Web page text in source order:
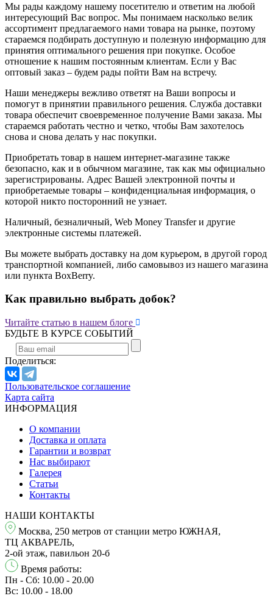
Мы рады каждому нашему посетителю и ответим на любой
интересующий Вас вопрос. Мы понимаем насколько велик
ассортимент предлагаемого нами товара на рынке, поэтому
стараемся подбирать доступную и полезную информацию для
принятия оптимального решения при покупке. Особое
отношение к нашим постоянным клиентам. Если у Вас
оптовый заказ – будем рады пойти Вам на встречу.
Наши менеджеры вежливо ответят на Ваши вопросы и
помогут в принятии правильного решения. Служба доставки
товара обеспечит своевременное получение Вами заказа. Мы
стараемся работать честно и четко, чтобы Вам захотелось
снова и снова делать у нас покупки.
Приобретать товар в нашем интернет-магазине также
безопасно, как и в обычном магазине, так как мы официально
зарегистрированы. Адрес Вашей электронной почты и
приобретаемые товары – конфиденциальная информация, о
которой никто посторонний не узнает.
Наличный, безналичный, Web Money Transfer и другие
электронные системы платежей.
Вы можете выбрать доставку на дом курьером, в другой город
транспортной компанией, либо самовывоз из нашего магазина
или пункта BoxBerry.
Как правильно выбрать добок?
Читайте статью в нашем блоге 
БУДЬТЕ В КУРСЕ СОБЫТИЙ
Поделиться:
Пользовательское соглашение
Карта сайта
ИНФОРМАЦИЯ
О компании
Доставка и оплата
Гарантии и возврат
Нас выбирают
Галерея
Статьи
Контакты
НАШИ КОНТАКТЫ
Москва, 250 метров от станции метро ЮЖНАЯ,
ТЦ АКВАРЕЛЬ,
2-ой этаж, павильон 20-б
Время работы:
Пн - Сб: 10.00 - 20.00
Вс: 10.00 - 18.00